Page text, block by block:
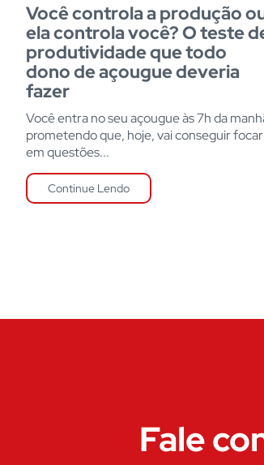
Você controla a produção
ela controla você? O teste
produtividade que todo
dono de açougue deveria
fazer
Você entra no seu açougue às 7h da
prometendo que, hoje, vai conseguir focar
em questões...
Continue Lendo
Fale